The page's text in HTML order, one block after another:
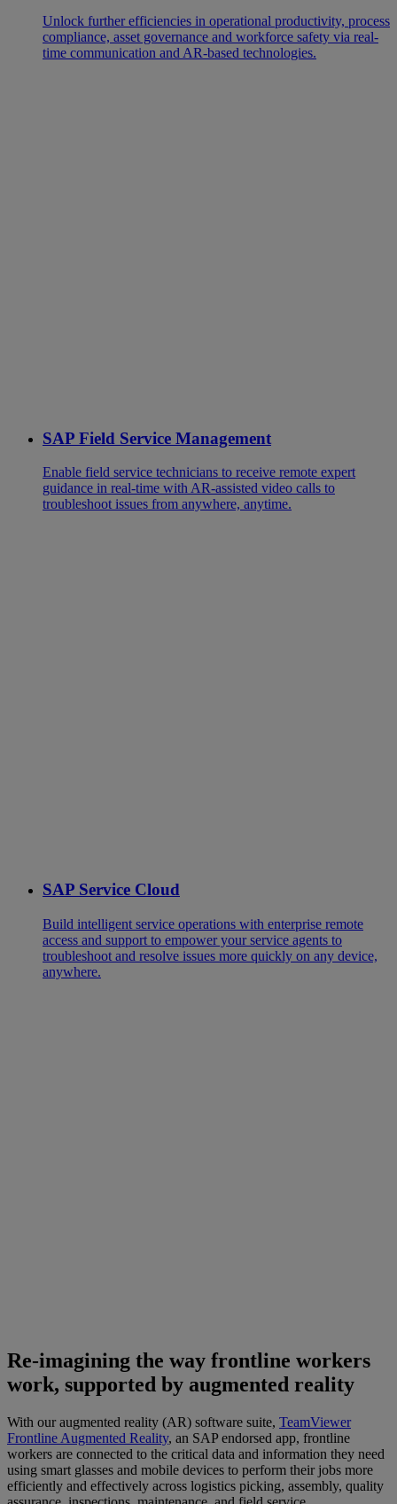
Unlock further efficiencies in operational productivity, process
compliance, asset governance and workforce safety via real-
time communication and AR-based technologies.
SAP Field Service Management
Enable field service technicians to receive remote expert
guidance in real-time with AR-assisted video calls to
troubleshoot issues from anywhere, anytime.
SAP Service Cloud
Build intelligent service operations with enterprise remote
access and support to empower your service agents to
troubleshoot and resolve issues more quickly on any device,
anywhere.
Re-imagining the way frontline workers
work, supported by augmented reality
With our augmented reality (AR) software suite, TeamViewer
Frontline Augmented Reality, an SAP endorsed app, frontline
workers are connected to the critical data and information they need
using smart glasses and mobile devices to perform their jobs more
efficiently and effectively across logistics picking, assembly, quality